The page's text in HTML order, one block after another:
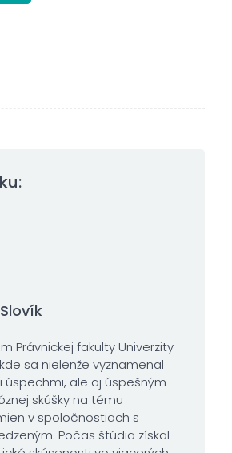
Právnickej fakulty Univerzity
sa nielenže vyznamenal
úspechmi, ale aj úspešným
skúšky na tému
v spoločnostiach s
Počas štúdia získal